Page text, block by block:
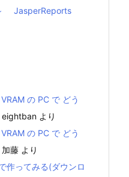
JasperReports
の PC で どう
eightban より
の PC で どう
加藤 より
作ってみる(ダウンロ